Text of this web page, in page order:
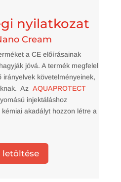
nyilatkozat
Cream
a CE előírásainak
jóvá. A termék megfelel
irányelvek követelményeinek,
Az AQUAPROTECT
injektáláshoz
akadályt hozzon létre a